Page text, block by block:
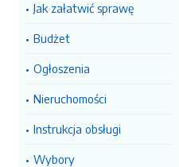
Jak załatwić sprawę
Budżet
Ogłoszenia
Nieruchomości
Instrukcja obsługi
Wybory